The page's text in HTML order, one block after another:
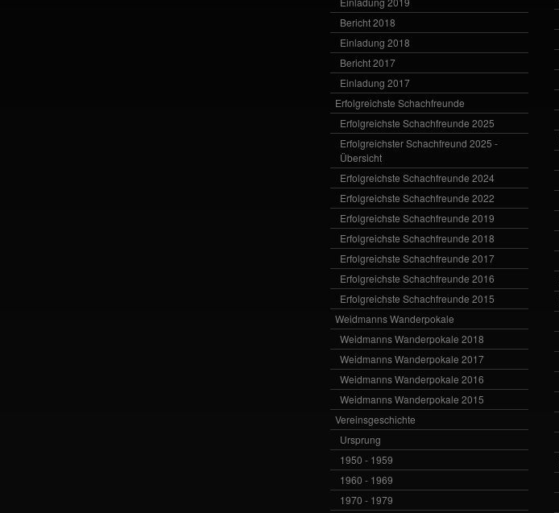
Bericht 2018
Einladung 2018
Bericht 2017
Einladung 2017
Erfolgreichste Schachfreunde
Erfolgreichste Schachfreunde 2025
Erfolgreichster Schachfreund 2025 -
Übersicht
Erfolgreichste Schachfreunde 2024
Erfolgreichste Schachfreunde 2022
Erfolgreichste Schachfreunde 2019
Erfolgreichste Schachfreunde 2018
Erfolgreichste Schachfreunde 2017
Erfolgreichste Schachfreunde 2016
Erfolgreichste Schachfreunde 2015
Weidmanns Wanderpokale
Weidmanns Wanderpokale 2018
Weidmanns Wanderpokale 2017
Weidmanns Wanderpokale 2016
Weidmanns Wanderpokale 2015
Vereinsgeschichte
Ursprung
1950 - 1959
1960 - 1969
1970 - 1979